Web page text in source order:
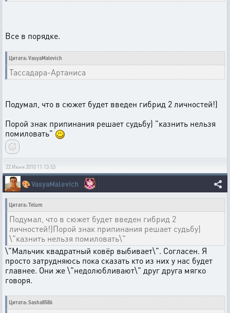
Все в порядке.
Цитата: VasyaMalevich
Тассадара-Артаниса
Подумал, что в сюжет будет введен гибрид 2 личностей!)
Порой знак припинания решает судьбу) "казнить нельзя
помиловать"
22 Июня 2010 11:13:53
🎨VasyaMalevich
Цитата: Telum
Подумал, что в сюжет будет введен гибрид 2
личностей!)Порой знак припинания решает судьбу)
\"казнить нельзя помиловать\"
\"Мальчик квадратный ковёр выбивает\". Согласен. Я
просто затрудняюсь пока сказать кто из них у нас будет
главнее. Они же \"недолюбливают\" друг друга мягко
говоря.
Цитата: Sasha8586